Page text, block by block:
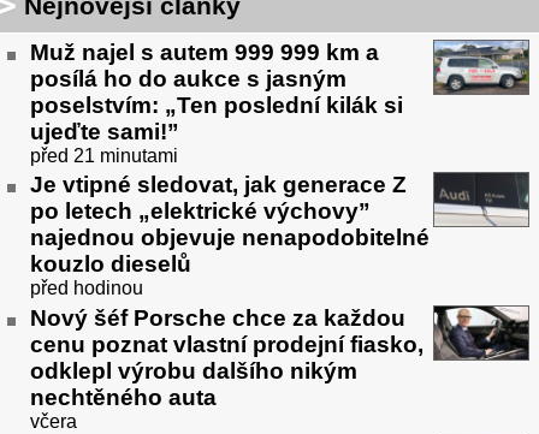
Muž najel s autem 999 999 km a
posílá ho do aukce s jasným
poselstvím: „Ten poslední kilák si
ujeďte sami!”
před 21 minutami
Je vtipné sledovat, jak generace Z
po letech „elektrické výchovy”
najednou objevuje nenapodobitelné
kouzlo dieselů
před hodinou
Nový šéf Porsche chce za každou
cenu poznat vlastní prodejní fiasko,
odklepl výrobu dalšího nikým
nechtěného auta
včera